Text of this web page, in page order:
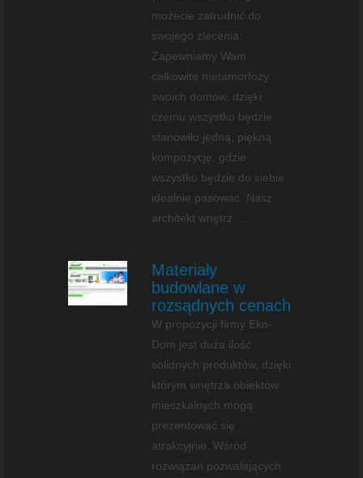
możecie zatrudnić do
swojego zlecenia.
Zapewniamy Wam
całkowite metamorfozy
swoich domów, dzięki
czemu wszystko będzie
stanowiło jedną, piękną
kompozycję, gdzie
wszystko będzie do siebie
idealnie pasować. Nasz
architekt wnętrz ...
Materiały
budowlane w
rozsądnych cenach
W propozycji firmy Eko-
Dom jest duża ilość
solidnych produktów, dzięki
którym wnętrza obiektów
mieszkalnych mogą
prezentować się
atrakcyjnie. Wśród
rozwiązań pozwalających